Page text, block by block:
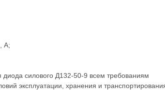
А;
диода силового Д132-50-9 всем требованиям
эксплуатации, хранения и